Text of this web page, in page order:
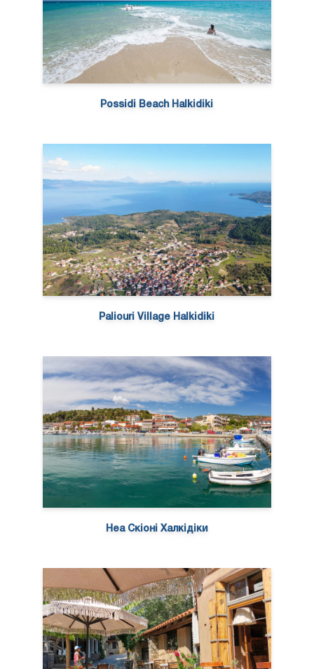
Possidi Beach Halkidiki
Paliouri Village Halkidiki
Неа Скіоні Халкідіки